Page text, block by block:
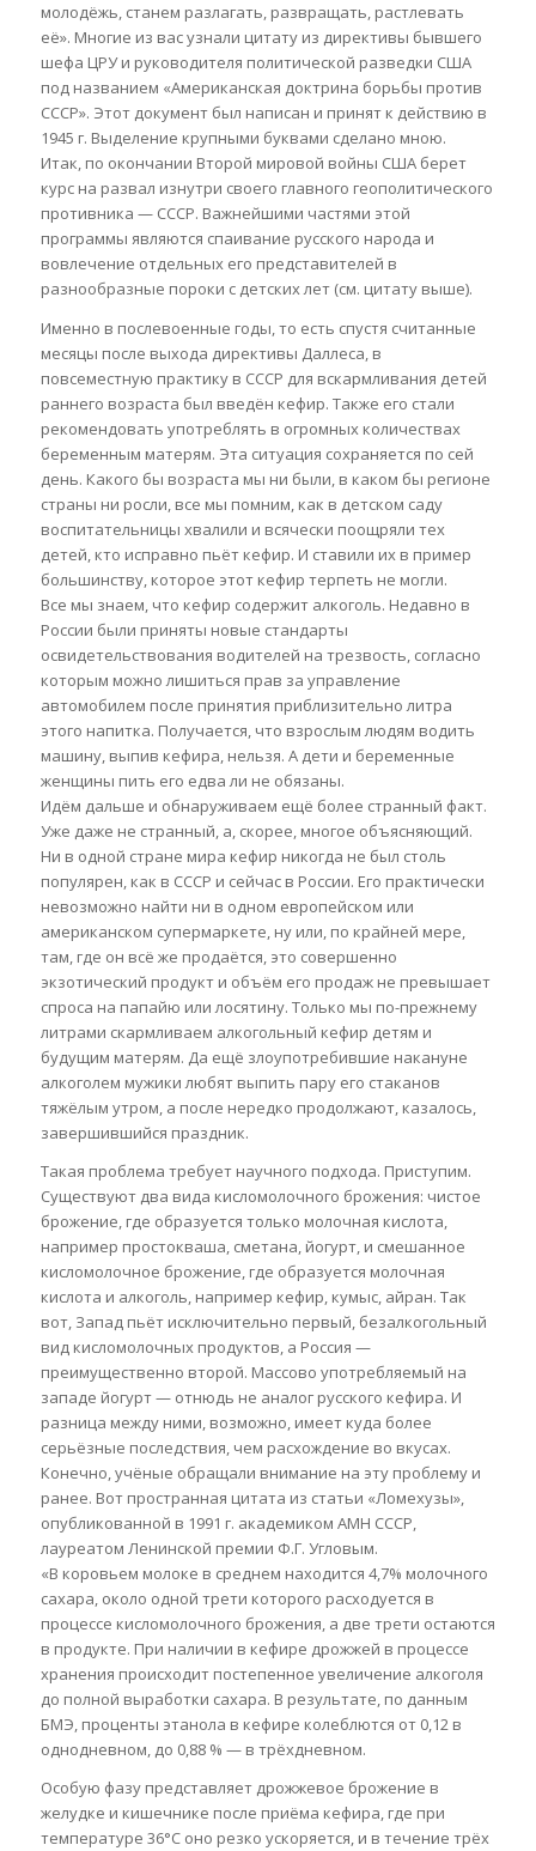
молодёжь, станем разлагать, развращать, растлевать
её». Многие из вас узнали цитату из директивы бывшего
шефа ЦРУ и руководителя политической разведки США
под названием «Американская доктрина борьбы против
СССР». Этот документ был написан и принят к действию в
1945 г. Выделение крупными буквами сделано мною.
Итак, по окончании Второй мировой войны США берет
курс на развал изнутри своего главного геополитического
противника — СССР. Важнейшими частями этой
программы являются спаивание русского народа и
вовлечение отдельных его представителей в
разнообразные пороки с детских лет (см. цитату выше).
Именно в послевоенные годы, то есть спустя считанные
месяцы после выхода директивы Даллеса, в
повсеместную практику в СССР для вскармливания детей
раннего возраста был введён кефир. Также его стали
рекомендовать употреблять в огромных количествах
беременным матерям. Эта ситуация сохраняется по сей
день. Какого бы возраста мы ни были, в каком бы регионе
страны ни росли, все мы помним, как в детском саду
воспитательницы хвалили и всячески поощряли тех
детей, кто исправно пьёт кефир. И ставили их в пример
большинству, которое этот кефир терпеть не могли.
Все мы знаем, что кефир содержит алкоголь. Недавно в
России были приняты новые стандарты
освидетельствования водителей на трезвость, согласно
которым можно лишиться прав за управление
автомобилем после принятия приблизительно литра
этого напитка. Получается, что взрослым людям водить
машину, выпив кефира, нельзя. А дети и беременные
женщины пить его едва ли не обязаны.
Идём дальше и обнаруживаем ещё более странный факт.
Уже даже не странный, а, скорее, многое объясняющий.
Ни в одной стране мира кефир никогда не был столь
популярен, как в СССР и сейчас в России. Его практически
невозможно найти ни в одном европейском или
американском супермаркете, ну или, по крайней мере,
там, где он всё же продаётся, это совершенно
экзотический продукт и объём его продаж не превышает
спроса на папайю или лосятину. Только мы по-прежнему
литрами скармливаем алкогольный кефир детям и
будущим матерям. Да ещё злоупотребившие накануне
алкоголем мужики любят выпить пару его стаканов
тяжёлым утром, а после нередко продолжают, казалось,
завершившийся праздник.
Такая проблема требует научного подхода. Приступим.
Существуют два вида кисломолочного брожения: чистое
брожение, где образуется только молочная кислота,
например простокваша, сметана, йогурт, и смешанное
кисломолочное брожение, где образуется молочная
кислота и алкоголь, например кефир, кумыс, айран. Так
вот, Запад пьёт исключительно первый, безалкогольный
вид кисломолочных продуктов, а Россия —
преимущественно второй. Массово употребляемый на
западе йогурт — отнюдь не аналог русского кефира. И
разница между ними, возможно, имеет куда более
серьёзные последствия, чем расхождение во вкусах.
Конечно, учёные обращали внимание на эту проблему и
ранее. Вот пространная цитата из статьи «Ломехузы»,
опубликованной в 1991 г. академиком АМН СССР,
лауреатом Ленинской премии Ф.Г. Угловым.
«В коровьем молоке в среднем находится 4,7% молочного
сахара, около одной трети которого расходуется в
процессе кисломолочного брожения, а две трети остаются
в продукте. При наличии в кефире дрожжей в процессе
хранения происходит постепенное увеличение алкоголя
до полной выработки сахара. В результате, по данным
БМЭ, проценты этанола в кефире колеблются от 0,12 в
однодневном, до 0,88 % — в трёхдневном.
Особую фазу представляет дрожжевое брожение в
желудке и кишечнике после приёма кефира, где при
температуре 36°С оно резко ускоряется, и в течение трёх